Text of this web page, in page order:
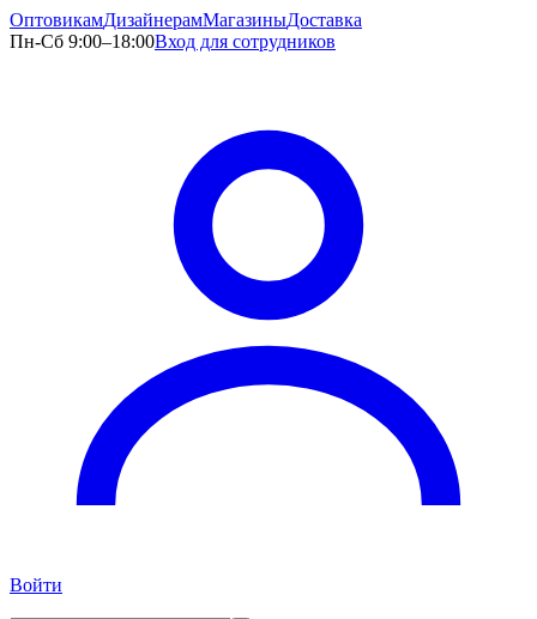
ОптовикамДизайнерамМагазиныДоставка
Пн-Сб 9:00–18:00Вход для сотрудников
Войти